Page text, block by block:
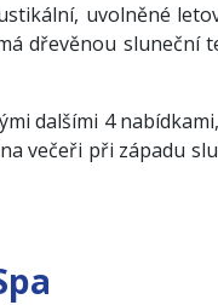
uvolněné
dřevěnou sluneční
dalšími 4
večeři při západu